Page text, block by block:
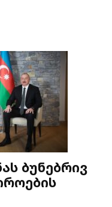
ბუნებრივ